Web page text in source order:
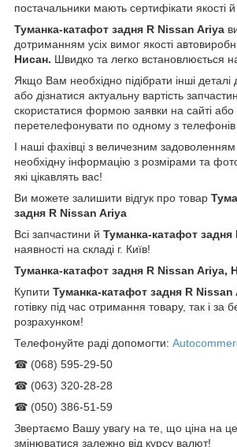
постачальники мають сертифікати якості
Туманка-катафот задня R Nissan Ariya
дотриманням усіх вимог якості
Нисан. Швидко та легко встановлюється
Якщо Вам необхідно підібрати інші
або дізнатися актуальну вартість
скористатися формою заявки на сайті або
перетелефонувати по одному з телефонів
І наші фахівці з величезним
необхідну інформацію з розмірами та
які цікавлять вас!
Ви можете залишити відгук про товар
задня R Nissan Ariya
Всі запчастини й Туманка-катафот задня
наявності на складі г. Київ!
Туманка-катафот задня R Nissan Ariya,
Купити Туманка-катафот задня R Nissan
готівку під час отримання товару, так і за
розрахунком!
Телефонуйте раді допомогти:
☎ (068) 595-29-50
☎ (063) 320-28-28
☎ (050) 386-51-59
Звертаємо Вашу увагу на те, що ціна на
змінюватися залежно від курсу валют!